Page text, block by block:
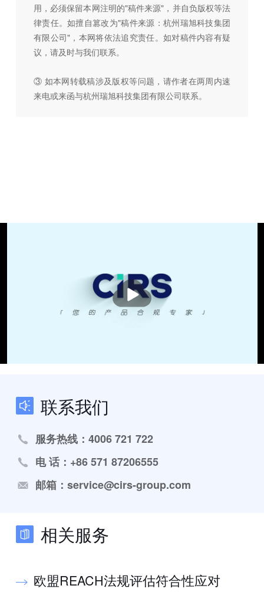
用，必须保留本网注明的"稿件来源"，并自负版权等法
律责任。如擅自篡改为"稿件来源：杭州瑞旭科技集团
有限公司"，本网将依法追究责任。如对稿件内容有疑
议，请及时与我们联系。
③ 如本网转载稿涉及版权等问题，请作者在两周内速
来电或来函与杭州瑞旭科技集团有限公司联系。
播
放
联系我们
服务热线：4006 721 722
电 话：+86 571 87206555
邮箱：service@cirs-group.com
相关服务
欧盟REACH法规评估符合性应对